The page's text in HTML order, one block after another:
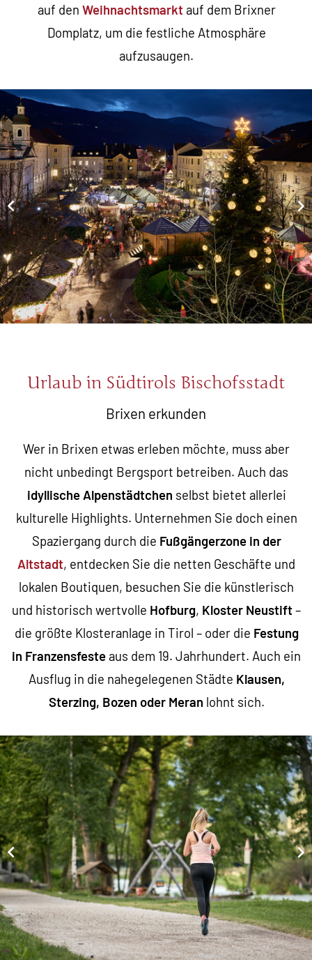
auf den Weihnachtsmarktauf dem Brixner
Domplatz, um die festliche Atmosphäre
aufzusaugen.
Urlaub in Südtirols Bischofsstadt
Brixen erkunden
Wer in Brixen etwas erleben möchte, muss aber
nicht unbedingt Bergsport betreiben. Auch das
idyllische Alpenstädtchen selbst bietet allerlei
kulturelle Highlights. Unternehmen Sie doch einen
Spaziergang durch die Fußgängerzone in der
Altstadt, entdecken Sie die netten Geschäfte und
lokalen Boutiquen, besuchen Sie die künstlerisch
und historisch wertvolle Hofburg, Kloster Neustift–
die größte Klosteranlage in Tirol – oder die Festung
in Franzensfeste aus dem 19. Jahrhundert. Auch ein
Ausflug in die nahegelegenen Städte Klausen,
Sterzing, Bozen oder Meran lohnt sich.